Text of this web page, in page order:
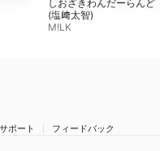
しおざきわんだーらんど
(塩﨑太智)
M!LK
サポート フィードバック